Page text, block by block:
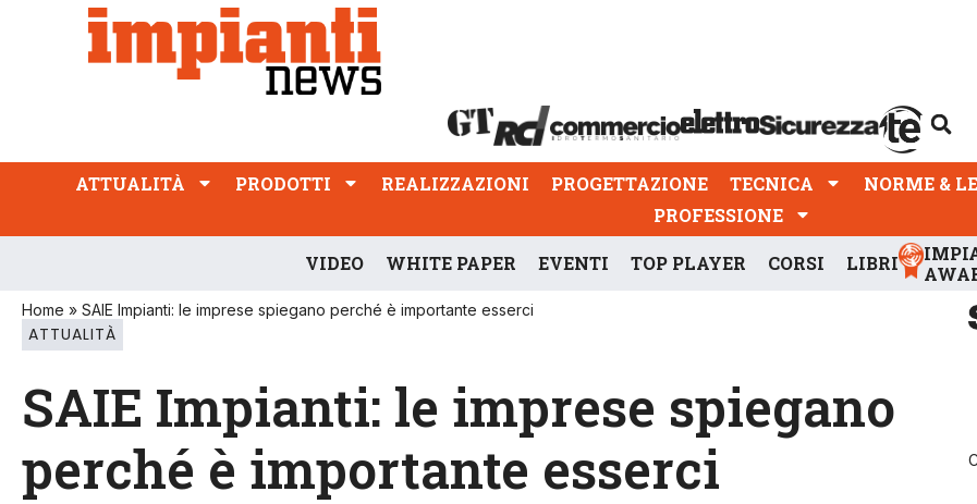
ATTUALITÀ PRODOTTI REALIZZAZIONI
PROFESSIONE
ATTUALITÀ PRODOTTI REALIZZAZIONI PROGETTAZIONE TECNICA NORME &
PROFESSIONE
VIDEO WHITE PAPER EVENTI TOP PLAYER CORSI LIBRI
Home » SAIE Impianti: le imprese spiegano perché è importante esserci
ATTUALITÀ
SAIE Impianti: le imprese spiegano
perché è importante esserci